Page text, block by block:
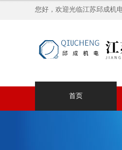
您好，欢迎光临江苏邱成机
首页